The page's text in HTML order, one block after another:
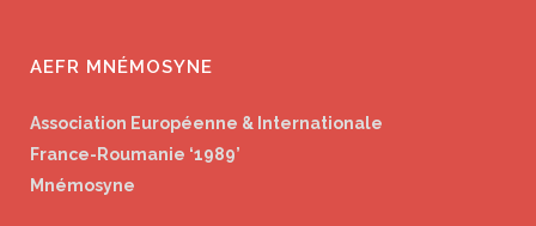
AEFR MNÉMOSYNE
Association Européenne & Internationale
France-Roumanie ‘1989’
Mnémosyne